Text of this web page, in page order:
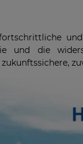
und die